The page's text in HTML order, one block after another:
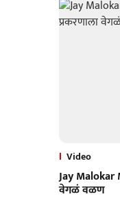
Video
Jay Malokar
वेगळं वळण